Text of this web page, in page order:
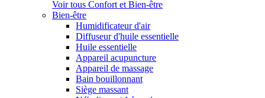
Voir tous Confort et Bien-être
Bien-être
Humidificateur d'air
Diffuseur d'huile essentielle
Huile essentielle
Appareil acupuncture
Appareil de massage
Bain bouillonnant
Siège massant